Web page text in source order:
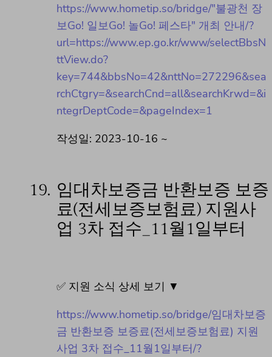
https://www.hometip.so/bridge/"불광천 장
보Go! 일보Go! 놀Go! 페스타" 개최 안내/?
url=https://www.ep.go.kr/www/selectBbsN
ttView.do?
key=744&bbsNo=42&nttNo=272296&sea
rchCtgry=&searchCnd=all&searchKrwd=&i
ntegrDeptCode=&pageIndex=1
작성일: 2023-10-16 ~
19. 임대차보증금 반환보증 보증
료(전세보증보험료) 지원사
업 3차 접수_11월1일부터
✅ 지원 소식 상세 보기 ▼
https://www.hometip.so/bridge/임대차보증
금 반환보증 보증료(전세보증보험료) 지원
사업 3차 접수_11월1일부터/?